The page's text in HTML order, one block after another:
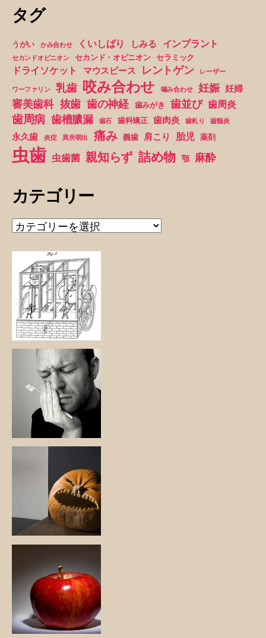
タグ
うがい かみ合わせ くいしばり しみる インプラント
セカンドオピニオン セカンド・オピニオン セラミック
ドライソケット マウスピース レントゲン レーザー
ワーファリン 乳歯 咬み合わせ 噛み合わせ 妊娠 妊婦
審美歯科 抜歯 歯の神経 歯みがき 歯並び 歯周炎
歯周病 歯槽膿漏 歯石 歯科矯正 歯肉炎 歯軋り 歯髄炎
永久歯 炎症 異所萌出 痛み 義歯 肩こり 胎児 薬剤
虫歯 虫歯菌 親知らず 詰め物 顎 麻酔
カテゴリー
カ
テ
ー